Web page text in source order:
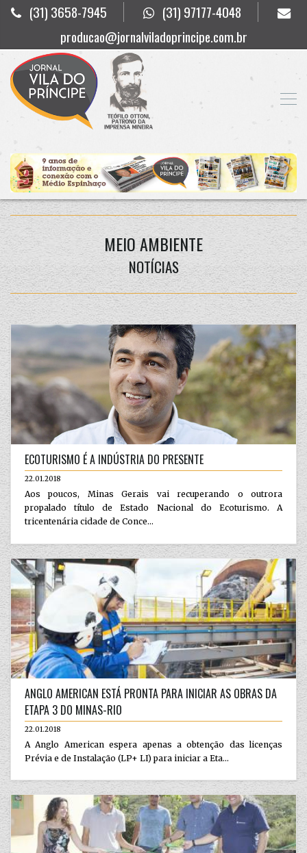
(31) 3658-7945
(31) 97177-4048
producao@jornalviladoprincipe.com.br
MEIO AMBIENTE
NOTÍCIAS
ECOTURISMO É A INDÚSTRIA DO PRESENTE
22.01.2018
Aos poucos, Minas Gerais vai recuperando o outrora
propalado título de Estado Nacional do Ecoturismo. A
tricentenária cidade de Conce...
ANGLO AMERICAN ESTÁ PRONTA PARA INICIAR AS OBRAS DA
ETAPA 3 DO MINAS-RIO
22.01.2018
A Anglo American espera apenas a obtenção das licenças
Prévia e de Instalação (LP+ LI) para iniciar a Eta...